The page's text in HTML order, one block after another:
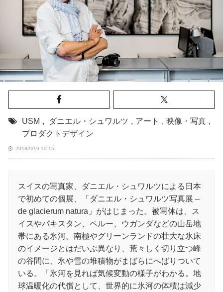
USM , ダニエル・シュワルツ , アート , 映像・写真 ,
プロダクトデザイン
2018/9/19 10:15
スイスの写真家、ダニエル・シュワルツによる日本
で初めての個展、「ダニエル・シュワルツ写真展 –
de glacierum natura」がはじまった。被写体は、ス
イスやパキスタン、ペルー、ウガンダなどの山岳地
帯にある氷河。南極やグリーンランドの壮大な氷床
のイメージとはだいぶ異なり、荒々しく切り立つ峰
の谷間に、氷や雪の堆積物がまばらにへばりついて
いる。「氷河を見れば気候変動の様子がわかる。地
球温暖化の代償として、世界的に氷河の体積は減少